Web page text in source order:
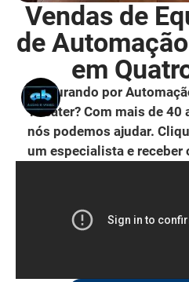
Vendas de
de
em
Procurando por
Theater? Com mais de 40
nós podemos ajudar.
um especialista e receber